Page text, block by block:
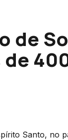
de
de
Santo, no